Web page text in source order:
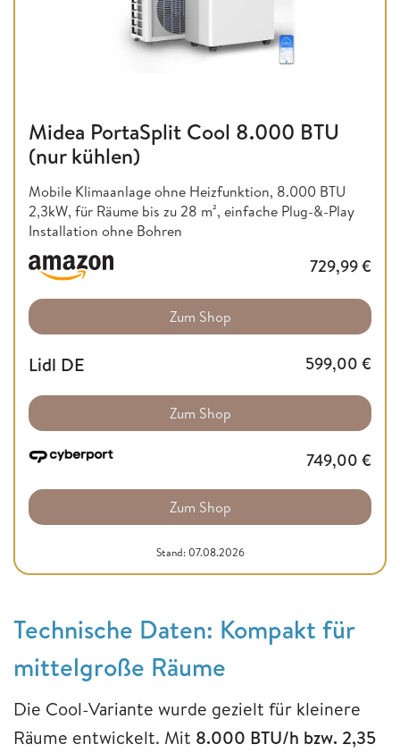
Midea PortaSplit Cool 8.000 BTU
(nur kühlen)
Mobile Klimaanlage ohne Heizfunktion, 8.000 BTU
2,3kW, für Räume bis zu 28 m², einfache Plug-&-Play
Installation ohne Bohren
729,99€
Zum Shop
Lidl DE 599,00 €
Zum Shop
749,00 €
Zum Shop
Stand: 07.08.2026
Technische Daten: Kompakt für
mittelgroße Räume
Die Cool-Variante wurde gezielt für kleinere
Räume entwickelt. Mit 8.000 BTU/h bzw. 2,35